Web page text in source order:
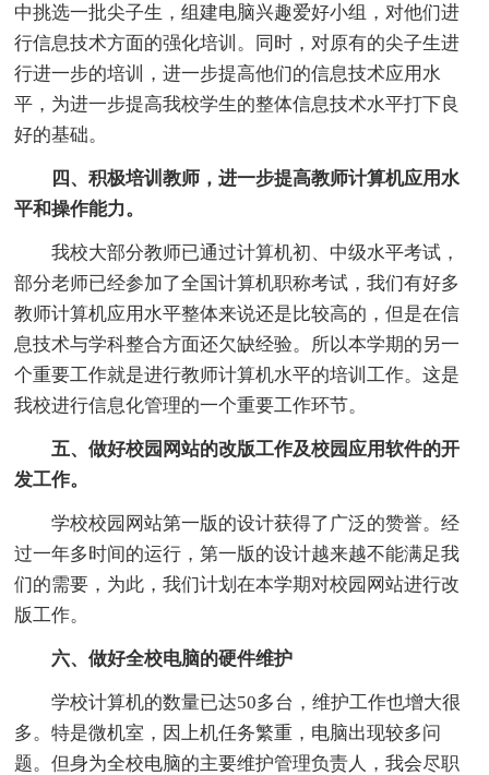
中挑选一批尖子生，组建电脑兴趣爱好小组，对他们进
行信息技术方面的强化培训。同时，对原有的尖子生进
行进一步的培训，进一步提高他们的信息技术应用水
平，为进一步提高我校学生的整体信息技术水平打下良
好的基础。
四、积极培训教师，进一步提高教师计算机应用水
平和操作能力。
我校大部分教师已通过计算机初、中级水平考试，
部分老师已经参加了全国计算机职称考试，我们有好多
教师计算机应用水平整体来说还是比较高的，但是在信
息技术与学科整合方面还欠缺经验。所以本学期的另一
个重要工作就是进行教师计算机水平的培训工作。这是
我校进行信息化管理的一个重要工作环节。
五、做好校园网站的改版工作及校园应用软件的开
发工作。
学校校园网站第一版的设计获得了广泛的赞誉。经
过一年多时间的运行，第一版的设计越来越不能满足我
们的需要，为此，我们计划在本学期对校园网站进行改
版工作。
六、做好全校电脑的硬件维护
学校计算机的数量已达50多台，维护工作也增大很
多。特是微机室，因上机任务繁重，电脑出现较多问
题。但身为全校电脑的主要维护管理负责人，我会尽职